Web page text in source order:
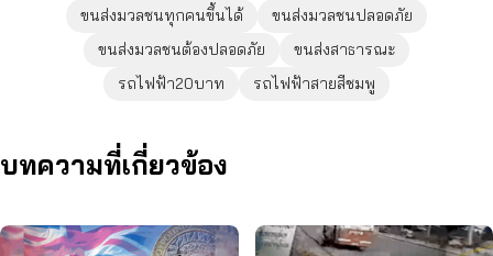
ขนส่งมวลชนทุกคนขึ้นได้
ขนส่งมวลชนปลอดภัย
ขนส่งมวลชนต้องปลอดภัย
ขนส่งสาธารณะ
รถไฟฟ้า20บาท
รถไฟฟ้าสายสีชมพู
บทความที่เกี่ยวข้อง